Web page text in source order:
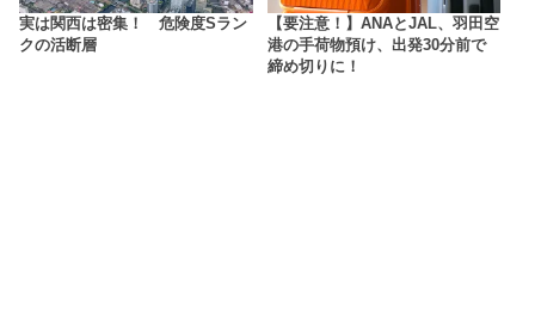
実は関西は密集！ 危険度Sラン
クの活断層
【要注意！】ANAとJAL、羽田空
港の手荷物預け、出発30分前で
締め切りに！